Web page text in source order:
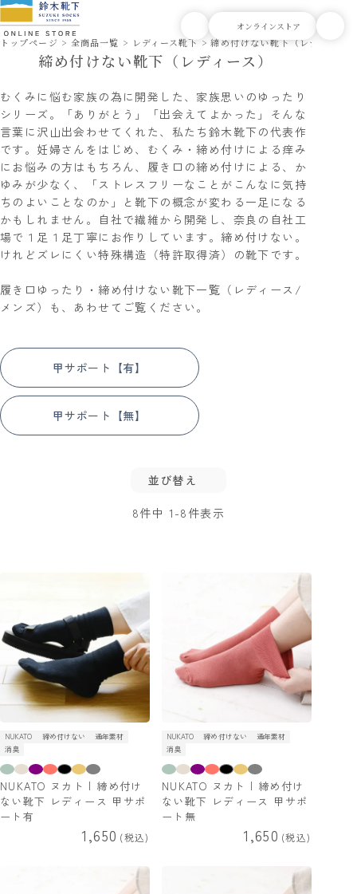
トップページ 全商品一覧 レディース靴下 締め付けない靴下（レディース）
締め付けない靴下（レディース）
むくみに悩む家族の為に開発した、家族思いのゆったり
シリーズ。「ありがとう」「出会えてよかった」そんな
言葉に沢山出会わせてくれた、私たち鈴木靴下の代表作
です。妊婦さんをはじめ、むくみ・締め付けによる痒み
にお悩みの方はもちろん、履き口の締め付けによる、か
ゆみが少なく、「ストレスフリーなことがこんなに気持
ちのよいことなのか」と靴下の概念が変わる一足になる
かもしれません。自社で繊維から開発し、奈良の自社工
場で１足１足丁寧にお作りしています。締め付けない。
けれどズレにくい特殊構造（特許取得済）の靴下です。
履き口ゆったり・締め付けない靴下一覧（レディース/
メンズ）
も、あわせてご覧ください。
甲サポート【有】
甲サポート【無】
並び替え
8件中 1 -8 件表示
NUKATO 締め付けない
通年素材
消臭
NUKATO ヌカト | 締め付け
ない靴下 レディース 甲サポ
ート有
1,650 税込
NUKATO 締め付けない
通年素材
消臭
NUKATO ヌカト | 締め付け
ない靴下 レディース 甲サポ
ート無
1,650 税込